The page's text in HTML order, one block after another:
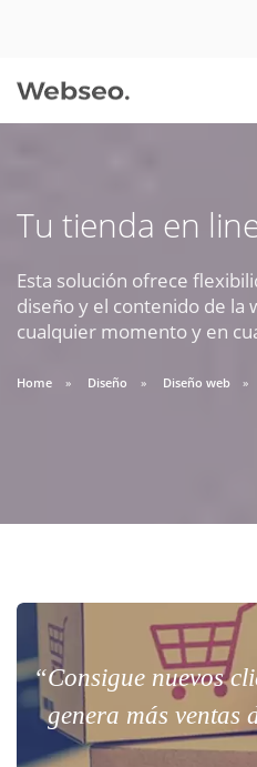
Tu tienda en
Esta solución ofrece
diseño y el contenido de la
cualquier momento y en
Home Diseño Diseño web
“Consigue nuevos
genera más ventas
09:30 AM A